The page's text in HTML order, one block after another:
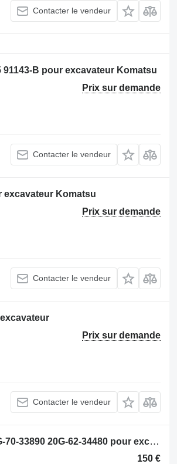
Contacter le vendeur
B pour excavateur Komatsu
Prix sur demande
Contacter le vendeur
excavateur Komatsu
Prix sur demande
Contacter le vendeur
Prix sur demande
Contacter le vendeur
Distributeur hydraulique 20G-70-33910 20G-62-34510 20G-70-33890 20G-62-34480 pour excavateur Komatsu PW160-7
150 €